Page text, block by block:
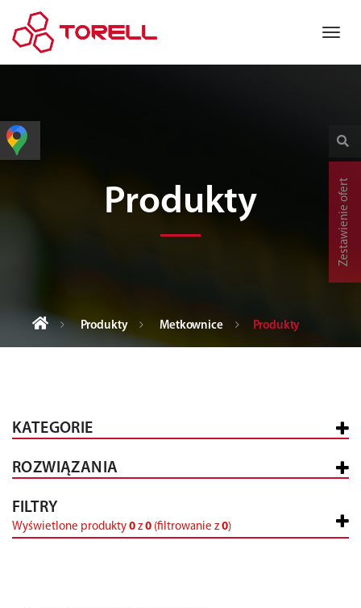
Produkty
Produkty Metkownice Produkty
KATEGORIE
ROZWIĄZANIA
FILTRY
Wyświetlone produkty 0 z0 (filtrowanie z0)
Zestawienie ofert